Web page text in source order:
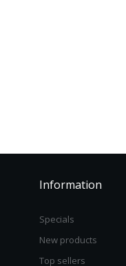
Information
Specials
New products
Top sellers